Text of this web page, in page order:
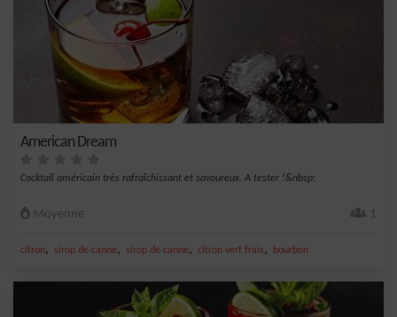
American Dream
Cocktail américain très rafraîchissant et savoureux. A tester !&nbsp;
Moyenne 1
citron, sirop de canne, sirop de canne, citron vert frais, bourbon